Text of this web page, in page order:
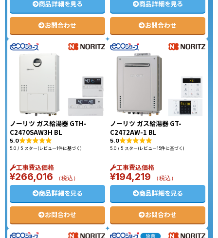
商品詳細を見る
お問合わせ
商品詳細を見る
お問合わせ
ノーリツ ガス給湯器 GTH-
C2470SAW3H BL
5.0
5.0 / 5 スター(レビュー1件に基づく)
工事費込価格
¥266,016 （税込）
商品詳細を見る
お問合わせ
ノーリツ ガス給湯器 GT-
C2472AW-1 BL
5.0
5.0 / 5 スター(レビュー15件に基づく)
工事費込価格
¥194,219 （税込）
商品詳細を見る
お問合わせ